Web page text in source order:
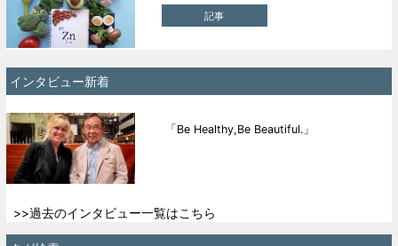
記事
インタビュー新着
「Be Healthy,Be Beautiful.」
>>過去のインタビュー一覧はこちら